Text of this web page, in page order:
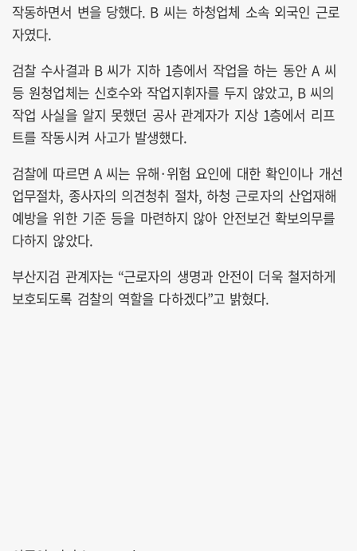
작동하면서 변을 당했다. B 씨는 하청업체 소속 외국인 근로
자였다.
검찰 수사결과 B 씨가 지하 1층에서 작업을 하는 동안 A 씨
등 원청업체는 신호수와 작업지휘자를 두지 않았고, B 씨의
작업 사실을 알지 못했던 공사 관계자가 지상 1층에서 리프
트를 작동시켜 사고가 발생했다.
검찰에 따르면 A 씨는 유해·위험 요인에 대한 확인이나 개선
업무절차, 종사자의 의견청취 절차, 하청 근로자의 산업재해
예방을 위한 기준 등을 마련하지 않아 안전보건 확보의무를
다하지 않았다.
부산지검 관계자는 “근로자의 생명과 안전이 더욱 철저하게
보호되도록 검찰의 역할을 다하겠다”고 밝혔다.